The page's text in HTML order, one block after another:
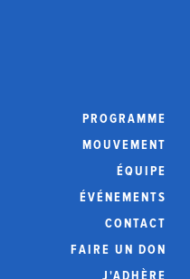
PROGRAMME
MOUVEMENT
ÉQUIPE
ÉVÉNEMENTS
CONTACT
FAIRE UN DON
J'ADHÈRE